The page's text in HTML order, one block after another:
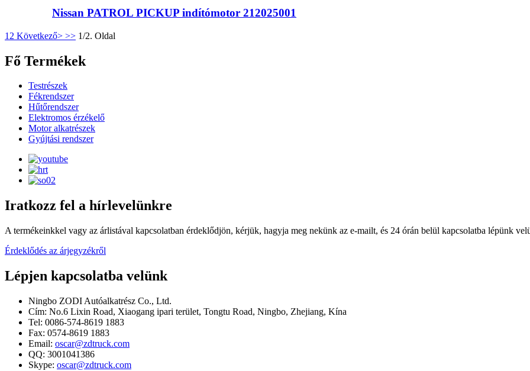
Nissan PATROL PICKUP indítómotor 212025001
1 2 Következő> >> 1/2. Oldal
Fő Termékek
Testrészek
Fékrendszer
Hűtőrendszer
Elektromos érzékelő
Motor alkatrészek
Gyújtási rendszer
Iratkozz fel a hírlevelünkre
A termékeinkkel vagy az árlistával kapcsolatban érdeklődjön, kérjük, hagyja meg nekünk az e-mailt, és 24 órán belül kapcsolatba lépünk
Érdeklődés az árjegyzékről
Lépjen kapcsolatba velünk
Ningbo ZODI Autóalkatrész Co., Ltd.
Cím: No.6 Lixin Road, Xiaogang ipari terület, Tongtu Road, Ningbo, Zhejiang, Kína
Tel: 0086-574-8619 1883
Fax: 0574-8619 1883
Email: oscar@zdtruck.com
QQ: 3001041386
Skype: oscar@zdtruck.com